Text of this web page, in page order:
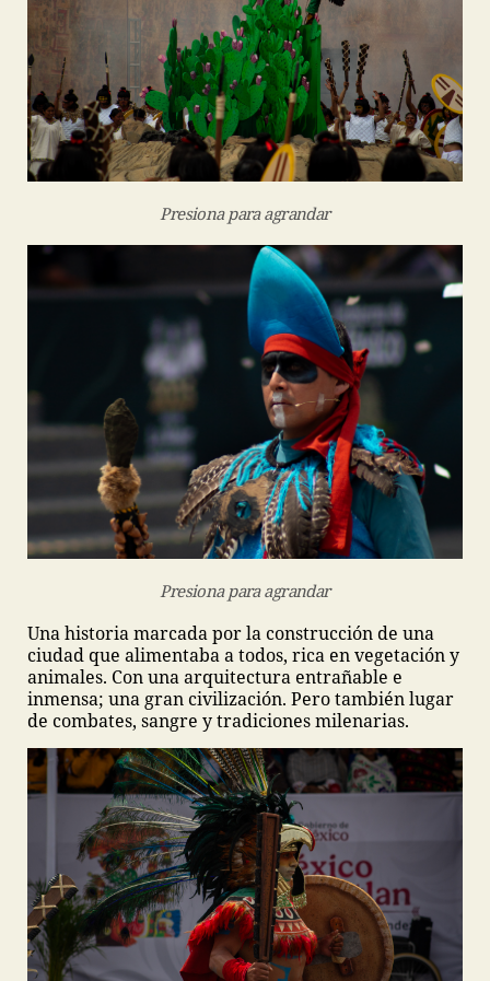
Presiona para agrandar
Presiona para agrandar
Una historia marcada por la construcción de una
ciudad que alimentaba a todos, rica en vegetación y
animales. Con una arquitectura entrañable e
inmensa; una gran civilización. Pero también lugar
de combates, sangre y tradiciones milenarias.